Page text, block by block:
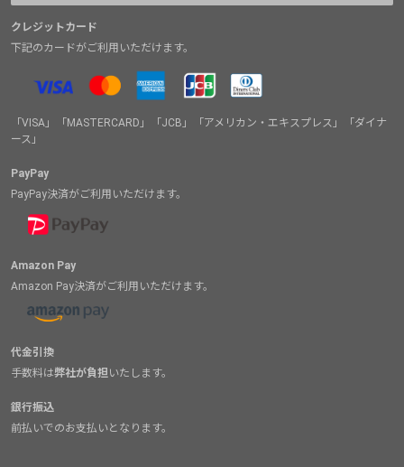
クレジットカード
下記のカードがご利用いただけます。
「VISA」「MASTERCARD」「JCB」「アメリカン・エキスプレス」「ダイナ
ース」
PayPay
PayPay決済がご利用いただけます。
Amazon Pay
Amazon Pay決済がご利用いただけます。
代金引換
手数料は弊社が負担いたします。
銀行振込
前払いでのお支払いとなります。